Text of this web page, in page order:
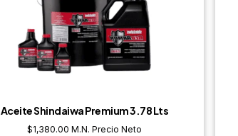
Aceite Shindaiwa Premium 3.78 Lts
$1,380.00 M.N. Precio Neto